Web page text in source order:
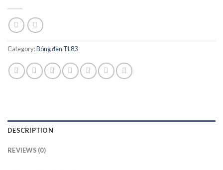
Category:Bóng đèn TL83
DESCRIPTION
REVIEWS (0)